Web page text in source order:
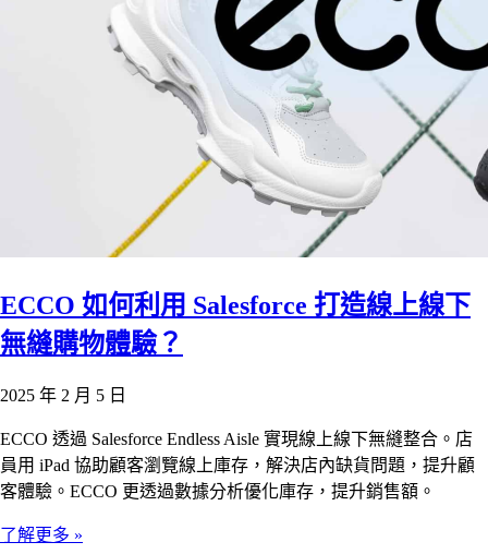
ECCO 如何利用 Salesforce 打造線上線下
無縫購物體驗？
2025 年 2 月 5 日
ECCO 透過 Salesforce Endless Aisle 實現線上線下無縫整合。店
員用 iPad 協助顧客瀏覽線上庫存，解決店內缺貨問題，提升顧
客體驗。ECCO 更透過數據分析優化庫存，提升銷售額。
了解更多 »